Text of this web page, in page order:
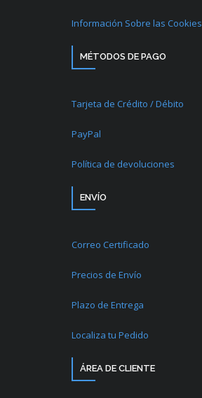
Información Sobre las Cookies
MÉTODOS DE PAGO
Tarjeta de Crédito / Débito
PayPal
Política de devoluciones
ENVÍO
Correo Certificado
Precios de Envío
Plazo de Entrega
Localiza tu Pedido
ÁREA DE CLIENTE